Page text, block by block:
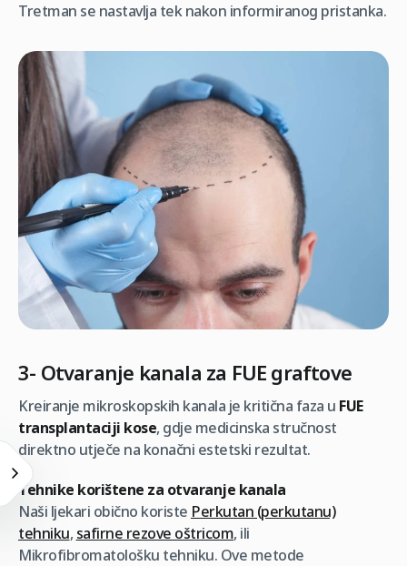
Tretman se nastavlja tek nakon informiranog pristanka.
3- Otvaranje kanala za FUE graftove
Kreiranje mikroskopskih kanala je kritična faza u FUE
transplantaciji kose, gdje medicinska stručnost
direktno utječe na konačni estetski rezultat.
Tehnike korištene za otvaranje kanala
Naši ljekari obično koriste Perkutan (perkutanu)
tehniku, safirne rezove oštricom, ili
Mikrofibromatološku tehniku. Ove metode